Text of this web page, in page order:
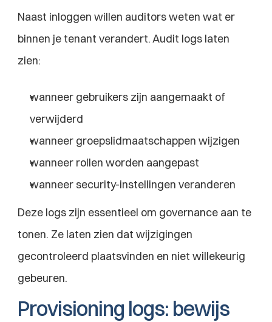
Naast inloggen willen auditors weten wat er
binnen je tenant verandert. Audit logs laten
zien:
wanneer gebruikers zijn aangemaakt of
verwijderd
wanneer groepslidmaatschappen wijzigen
wanneer rollen worden aangepast
wanneer security-instellingen veranderen
Deze logs zijn essentieel om governance aan te
tonen. Ze laten zien dat wijzigingen
gecontroleerd plaatsvinden en niet willekeurig
gebeuren.
Provisioning logs: bewijs